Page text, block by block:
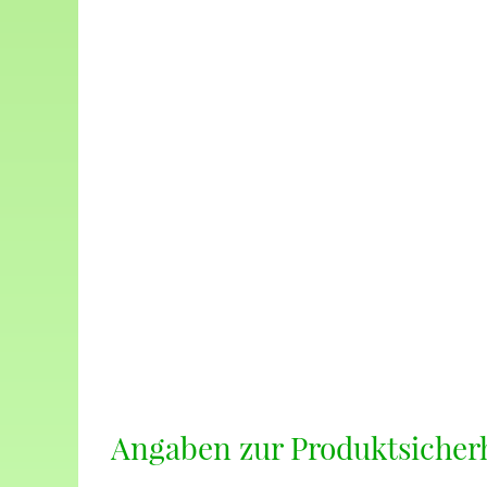
Angaben zur